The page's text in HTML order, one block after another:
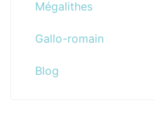
Mégalithes
Gallo-romain
Blog